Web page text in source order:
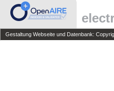
Gestaltung Webseite und Datenbank: